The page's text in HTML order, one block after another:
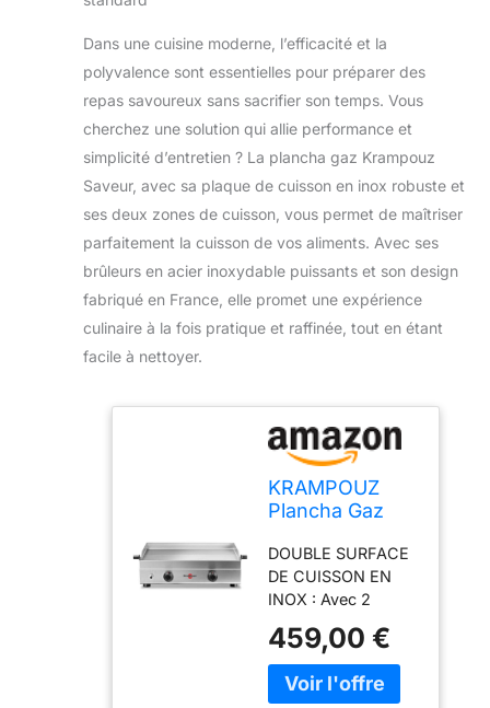
Dans une cuisine moderne, l’efficacité et la
polyvalence sont essentielles pour préparer des
repas savoureux sans sacrifier son temps. Vous
cherchez une solution qui allie performance et
simplicité d’entretien ? La plancha gaz Krampouz
Saveur, avec sa plaque de cuisson en inox robuste et
ses deux zones de cuisson, vous permet de maîtriser
parfaitement la cuisson de vos aliments. Avec ses
brûleurs en acier inoxydable puissants et son design
fabriqué en France, elle promet une expérience
culinaire à la fois pratique et raffinée, tout en étant
facile à nettoyer.
KRAMPOUZ
Plancha Gaz
Plaque de
Cuisson en
Inox 64 x 33
cm - 3400
Watts - 2 Zones
de Cuisson - 2
Brûleurs en
DOUBLE SURFACE
DE CUISSON EN
INOX : Avec 2
distinctes pour
préparer
simultanément des
459,00 €